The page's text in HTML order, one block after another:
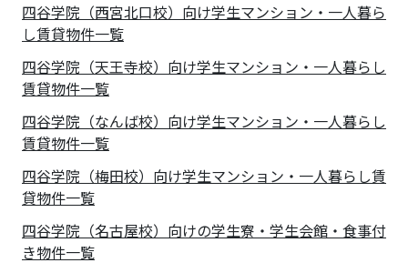
四谷学院（西宮北口校）向け学生マンション・一人暮ら
し賃貸物件一覧
四谷学院（天王寺校）向け学生マンション・一人暮らし
賃貸物件一覧
四谷学院（なんば校）向け学生マンション・一人暮らし
賃貸物件一覧
四谷学院（梅田校）向け学生マンション・一人暮らし賃
貸物件一覧
四谷学院（名古屋校）向けの学生寮・学生会館・食事付
き物件一覧